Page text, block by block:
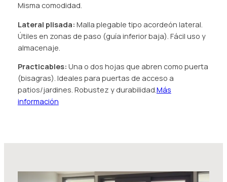
Misma comodidad.
Lateral plisada: Malla plegable tipo acordeón lateral.
Útiles en zonas de paso (guía inferior baja). Fácil uso y
almacenaje.
Practicables: Una o dos hojas que abren como puerta
(bisagras). Ideales para puertas de acceso a
patios/jardines. Robustez y durabilidad.Más
información